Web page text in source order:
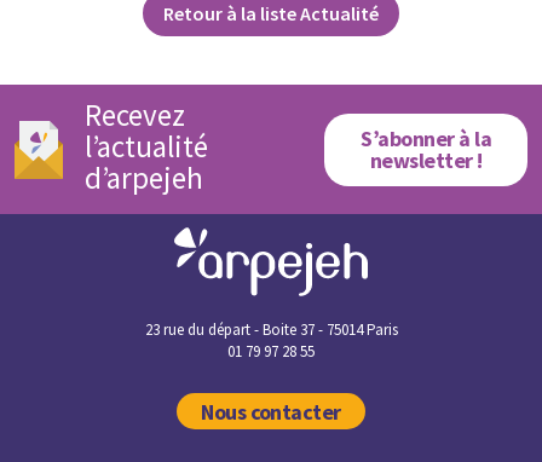
Retour à la liste Actualité
Recevez
l’actualité
d’arpejeh
S’abonner à la
newsletter !
23 rue du départ - Boite 37 - 75014 Paris
01 79 97 28 55
Nous contacter